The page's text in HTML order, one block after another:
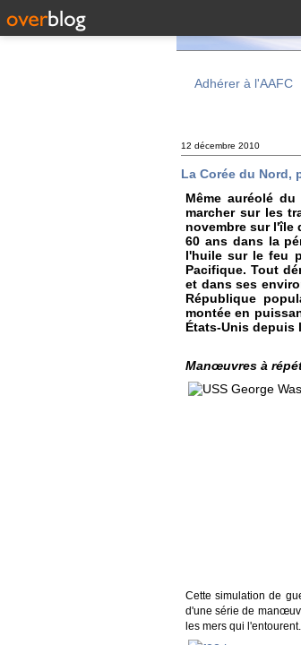
Adhérer à l'AAFC
12 décembre 2010
La Corée du Nord,
Même auréolé
marcher sur les
novembre sur l'île
60 ans dans la
l'huile sur le feu
Pacifique. Tout
et dans ses
République
montée en
États-Unis depuis
Manœuvres à
Cette simulation de
d'une série de
les mers qui l'entourent.